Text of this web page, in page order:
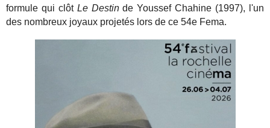
formule qui clôt Le Destinde Youssef Chahine (1997), l'un
des nombreux joyaux projetés lors de ce 54e Fema.